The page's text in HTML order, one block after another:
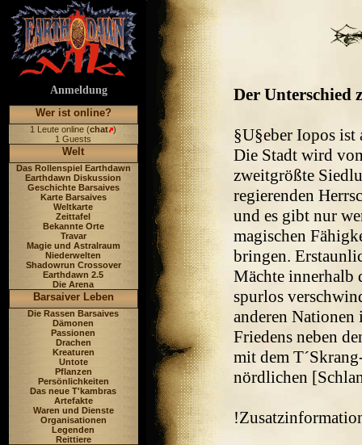
Anmeldung
Wer ist online?
1 Leute online (chat )
1 Guests
Welt
Das Rollenspiel Earthdawn
Earthdawn Diskussion
Geschichte Barsaives
Karte Barsaives
Weltkarte
Zeittafel
Bekannte Orte
Travar
Magie und Astralraum
Niederwelten
Shadowrun Crossover
Earthdawn 2.5
Die Arena
Barsaiver Leben
Die Rassen Barsaives
Dämonen
Passionen
Drachen
Kreaturen
Untote
Pflanzen
Persönlichkeiten
Das neue T'kambras
Artefakte
Waren und Dienste
Organisationen
Legenden
Reittiere
Der Unterschied
§U§eber Iopos ist
Die Stadt wird
zweitgrößte
regierenden
und es gibt nur
magischen
bringen.
Mächte innerhalb
spurlos
anderen
Friedens neben
mit dem
nördlichen